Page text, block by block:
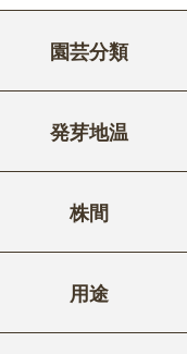
園芸分類
発芽地温
株間
用途